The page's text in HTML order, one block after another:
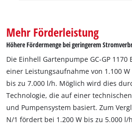
Mehr Förderleistung
Höhere Fördermenge bei geringerem
Die Einhell Gartenpumpe GC-GP 1170
einer Leistungsaufnahme von 1.100
bis zu 7.000 l/h. Möglich wird dies
Technologie, die auf einer
und Pumpensystem basiert. Zum
N/1 fördert bei 1.200 W bis zu 5.000 l/